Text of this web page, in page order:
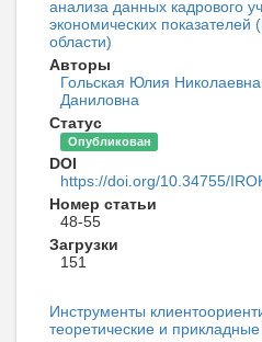
анализа данных кадрового
экономических показателей
области)
Авторы
Гольская Юлия Николаевна
Даниловна
Статус
Опубликован
DOI
https://doi.org/10.34755/
Номер статьи
48-55
Загрузки
151
Инструменты
теоретические и